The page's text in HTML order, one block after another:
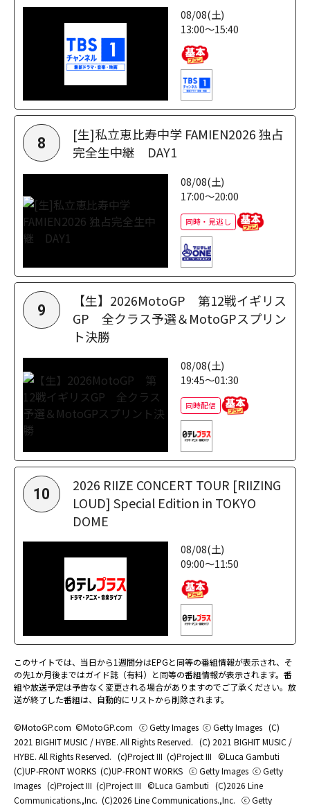
08/08(土)
13:00～15:40
8
[生]私立恵比寿中学 FAMIEN2026 独占
完全生中継 DAY1
08/08(土)
17:00～20:00
同時・見逃し
9
【生】2026MotoGP 第12戦イギリス
GP 全クラス予選＆MotoGPスプリン
ト決勝
08/08(土)
19:45～01:30
同時配信
10
2026 RIIZE CONCERT TOUR [RIIZING
LOUD] Special Edition in TOKYO
DOME
08/08(土)
09:00～11:50
このサイトでは、当日から1週間分はEPGと同等の番組情報が表示され、そ
の先1か月後まではガイド誌（有料）と同等の番組情報が表示されます。番
組や放送予定は予告なく変更される場合がありますのでご了承ください。放
送が終了した番組は、自動的にリストから削除されます。
©MotoGP.com ©MotoGP.com ⓒ Getty Images ⓒ Getty Images (C)
2021 BIGHIT MUSIC / HYBE. All Rights Reserved. (C) 2021 BIGHIT MUSIC /
HYBE. All Rights Reserved. (c)Project III (c)Project III ©Luca Gambuti
(C)UP-FRONT WORKS (C)UP-FRONT WORKS ⓒ Getty Images ⓒ Getty
Images (c)Project III (c)Project III ©Luca Gambuti (C)2026 Line
Communications.,Inc. (C)2026 Line Communications.,Inc. ⓒ Getty